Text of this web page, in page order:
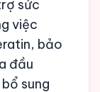
sức
việc
bảo
đầu
sung